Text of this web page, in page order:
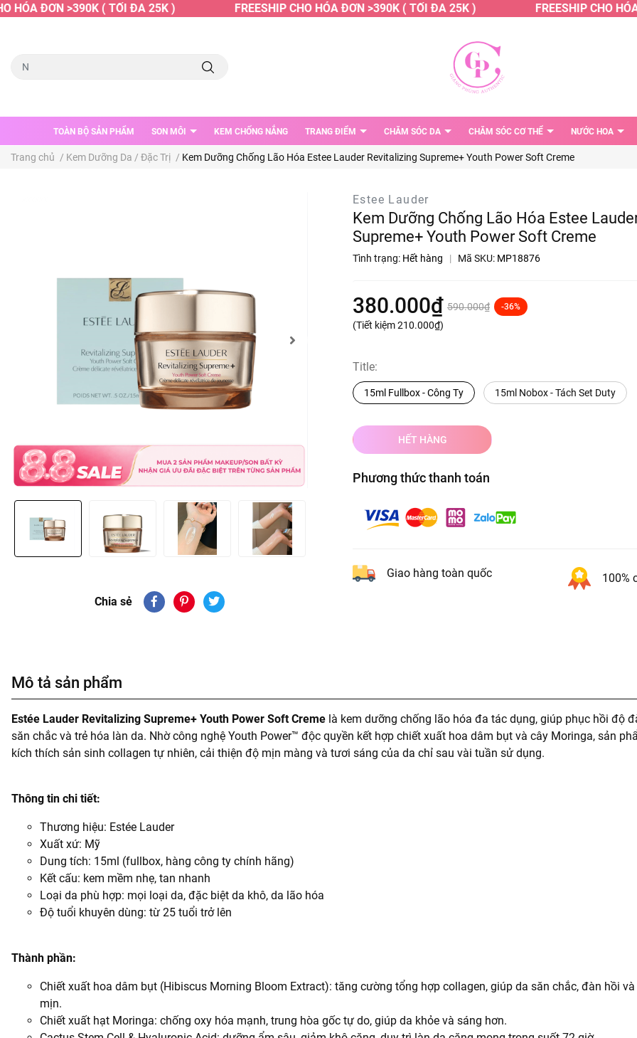
HÓA ĐƠN >390K ( TỐI ĐA 25K ) FREESHIP CHO HÓA ĐƠN >390K ( TỐI ĐA 25K ) FREESHIP CHO
TOÀN BỘ SẢN PHẨM SON MÔI KEM CHỐNG NẮNG TRANG ĐIỂM CHĂM SÓC DA CHĂM SÓC CƠ THỂ NƯỚC HOA
Trang chủ / Kem Dưỡng Da / Đặc Trị / Kem Dưỡng Chống Lão Hóa Estee Lauder Revitalizing Supreme+ Youth Power Soft Creme
Chia sẻ
Estee Lauder
Kem Dưỡng Chống Lão Hóa Estee
Supreme+ Youth Power Soft Creme
Tình trạng: Hết hàng | Mã SKU: MP18876
380.000₫ 590.000₫ -36%
(Tiết kiệm210.000₫)
Title:
15ml Fullbox - Công Ty 15ml Nobox - Tách Set Duty
HẾT HÀNG
Phương thức thanh toán
Giao hàng toàn quốc 100%
Mô tả sản phẩm
Estée Lauder Revitalizing Supreme+ Youth Power Soft Creme là kem dưỡng chống lão hóa đa tác dụng, giúp phục hồi độ
săn chắc và trẻ hóa làn da. Nhờ công nghệ Youth Power™ độc quyền kết hợp chiết xuất hoa dâm bụt và cây Moringa, sản
kích thích sản sinh collagen tự nhiên, cải thiện độ mịn màng và tươi sáng của da chỉ sau vài tuần sử dụng.
Thông tin chi tiết:
Thương hiệu: Estée Lauder
Xuất xứ: Mỹ
Dung tích: 15ml (fullbox, hàng công ty chính hãng)
Kết cấu: kem mềm nhẹ, tan nhanh
Loại da phù hợp: mọi loại da, đặc biệt da khô, da lão hóa
Độ tuổi khuyên dùng: từ 25 tuổi trở lên
Thành phần:
Chiết xuất hoa dâm bụt (Hibiscus Morning Bloom Extract): tăng cường tổng hợp collagen, giúp da săn chắc, đàn hồi
mịn.
Chiết xuất hạt Moringa: chống oxy hóa mạnh, trung hòa gốc tự do, giúp da khỏe và sáng hơn.